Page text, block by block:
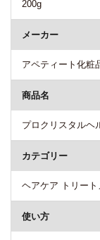
200g
メーカー
アペティート化粧
商品名
プロクリスタルヘ
カテゴリー
ヘアケア トリー
使い方